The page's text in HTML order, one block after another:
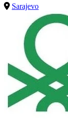
Sarajevo